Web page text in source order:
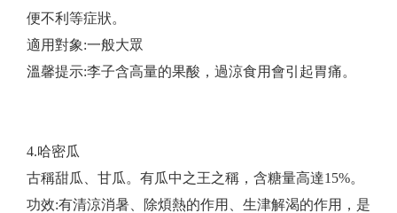
便不利等症狀。
適用對象:一般大眾
​溫馨提示:李子含高量的果酸，過涼食用會引起胃痛。
4.哈密瓜
古稱甜瓜、甘瓜。有瓜中之王之稱，含糖量高達15%。
功效:有清涼消暑、除煩熱的作用、生津解渴的作用，是